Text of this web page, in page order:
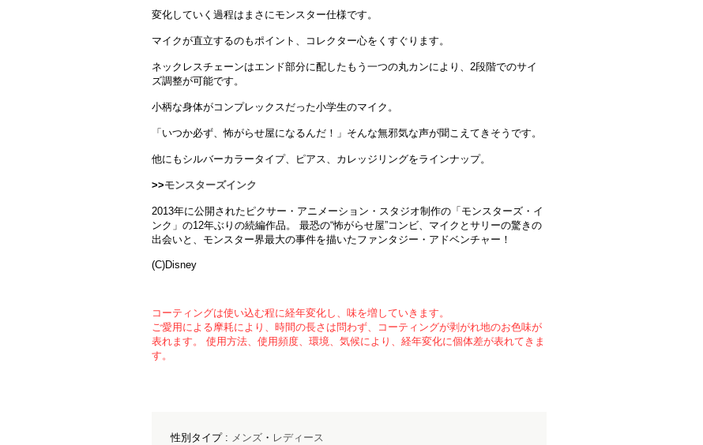
変化していく過程はまさにモンスター仕様です。
マイクが直立するのもポイント、コレクター心をくすぐります。
ネックレスチェーンはエンド部分に配したもう一つの丸カンにより、2段階でのサイ
ズ調整が可能です。
小柄な身体がコンプレックスだった小学生のマイク。
「いつか必ず、怖がらせ屋になるんだ！」そんな無邪気な声が聞こえてきそうです。
他にもシルバーカラータイプ、ピアス、カレッジリングをラインナップ。
>>モンスターズインク
2013年に公開されたピクサー・アニメーション・スタジオ制作の「モンスターズ・イ
ンク」の12年ぶりの続編作品。 最恐の“怖がらせ屋”コンビ、マイクとサリーの驚きの
出会いと、モンスター界最大の事件を描いたファンタジー・アドベンチャー！
(C)Disney
コーティングは使い込む程に経年変化し、味を増していきます。
ご愛用による摩耗により、時間の長さは問わず、コーティングが剥がれ地のお色味が
表れます。 使用方法、使用頻度、環境、気候により、経年変化に個体差が表れてきま
す。
性別タイプ : メンズ ・ レディース